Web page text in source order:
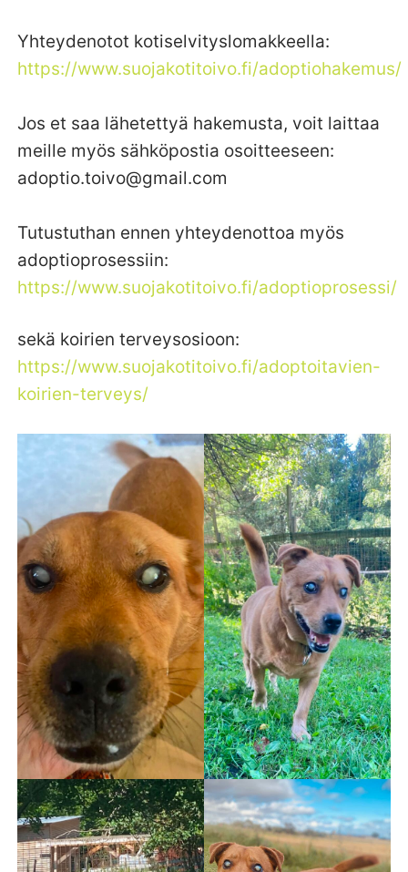
Yhteydenotot kotiselvityslomakkeella:
https://www.suojakotitoivo.fi/adoptiohakemus/
Jos et saa lähetettyä hakemusta, voit laittaa
meille myös sähköpostia osoitteeseen:
adoptio.toivo@gmail.com
Tutustuthan ennen yhteydenottoa myös
adoptioprosessiin:
https://www.suojakotitoivo.fi/adoptioprosessi/
sekä koirien terveysosioon:
https://www.suojakotitoivo.fi/adoptoitavien-
koirien-terveys/